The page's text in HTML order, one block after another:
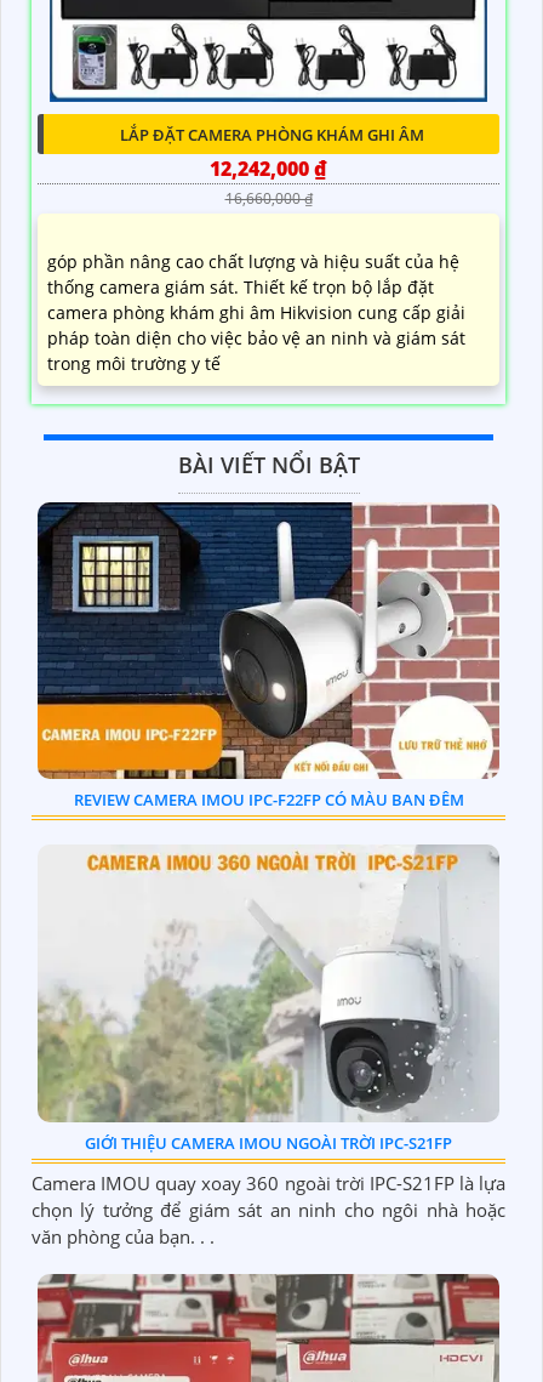
LẮP ĐẶT CAMERA PHÒNG KHÁM GHI ÂM
12,242,000 ₫
16,660,000 ₫
góp phần nâng cao chất lượng và hiệu suất của hệ
thống camera giám sát. Thiết kế trọn bộ lắp đặt
camera phòng khám ghi âm Hikvision cung cấp giải
pháp toàn diện cho việc bảo vệ an ninh và giám sát
trong môi trường y tế
BÀI VIẾT NỔI BẬT
REVIEW CAMERA IMOU IPC-F22FP CÓ MÀU BAN ĐÊM
GIỚI THIỆU CAMERA IMOU NGOÀI TRỜI IPC-S21FP
Camera IMOU quay xoay 360 ngoài trời IPC-S21FP là lựa
chọn lý tưởng để giám sát an ninh cho ngôi nhà hoặc
văn phòng của bạn. . .